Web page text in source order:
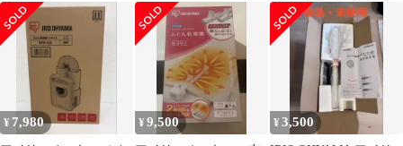
イリスオーヤマ
ワイト]
KFK-W2 本体
¥ 7,980 ¥9,500 ¥3,500